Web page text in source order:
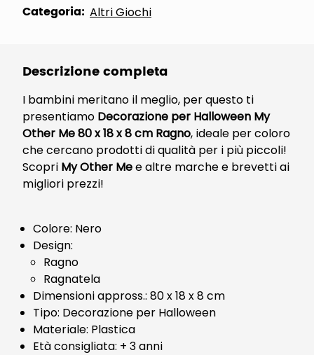
Categoria: Altri Giochi
Descrizione completa
I bambini meritano il meglio, per questo ti
presentiamo Decorazione per Halloween My
Other Me 80 x 18 x 8 cm Ragno, ideale per coloro
che cercano prodotti di qualità per i più piccoli!
Scopri My Other Mee altre marche e brevetti ai
migliori prezzi!
Colore: Nero
Design:
Ragno
Ragnatela
Dimensioni appross.: 80 x 18 x 8 cm
Tipo: Decorazione per Halloween
Materiale: Plastica
Età consigliata: + 3 anni